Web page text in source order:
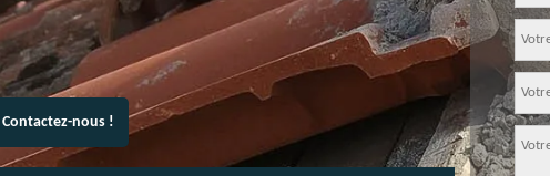
Contactez-nous !